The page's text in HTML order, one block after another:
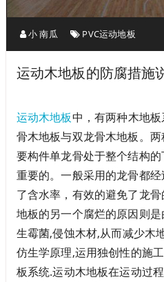
小 南瓜 PVC运动地板
运动木地板的防腐措施
运动木地板中，有两种木地
骨木地板与双龙骨木地板。
要构件单龙骨处于整个结构
重要的。一般采用的龙骨都
了含水率，有效的避免了龙骨
地板的另一个腐烂的原因则
生霉菌,侵蚀木材,从而减少木
仿生学原理,运用独创性的施
板系统.运动木地板在运动过